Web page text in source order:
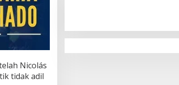
Nicolás
tidak adil